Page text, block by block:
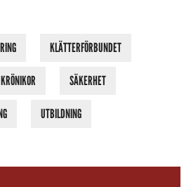
KLÄTTERFÖRBUNDET
KRÖNIKOR SÄKERHET
UTBILDNING